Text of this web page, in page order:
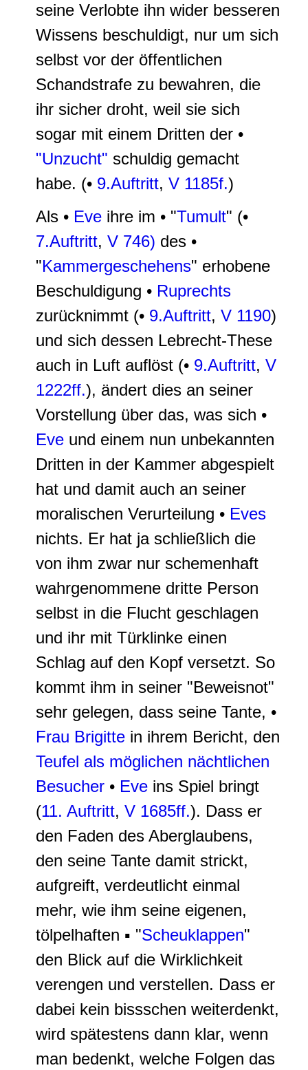
seine Verlobte ihn wider besseren
Wissens beschuldigt, nur um sich
selbst vor der öffentlichen
Schandstrafe zu bewahren, die
ihr sicher droht, weil sie sich
sogar mit einem Dritten der •
"Unzucht" schuldig gemacht
habe. (• 9.Auftritt, V 1185f.)
Als • Eve ihre im • "Tumult" (•
7.Auftritt, V 746) des •
"Kammergeschehens" erhobene
Beschuldigung • Ruprechts
zurücknimmt (• 9.Auftritt, V 1190)
und sich dessen Lebrecht-These
auch in Luft auflöst (• 9.Auftritt, V
1222ff.), ändert dies an seiner
Vorstellung über das, was sich •
Eve und einem nun unbekannten
Dritten in der Kammer abgespielt
hat und damit auch an seiner
moralischen Verurteilung • Eves
nichts. Er hat ja schließlich die
von ihm zwar nur schemenhaft
wahrgenommene dritte Person
selbst in die Flucht geschlagen
und ihr mit Türklinke einen
Schlag auf den Kopf versetzt. So
kommt ihm in seiner "Beweisnot"
sehr gelegen, dass seine Tante, •
Frau Brigitte in ihrem Bericht, den
Teufel als möglichen nächtlichen
Besucher • Eve ins Spiel bringt
(11. Auftritt, V 1685ff.). Dass er
den Faden des Aberglaubens,
den seine Tante damit strickt,
aufgreift, verdeutlicht einmal
mehr, wie ihm seine eigenen,
tölpelhaften ▪ "Scheuklappen"
den Blick auf die Wirklichkeit
verengen und verstellen. Dass er
dabei kein bissschen weiterdenkt,
wird spätestens dann klar, wenn
man bedenkt, welche Folgen das